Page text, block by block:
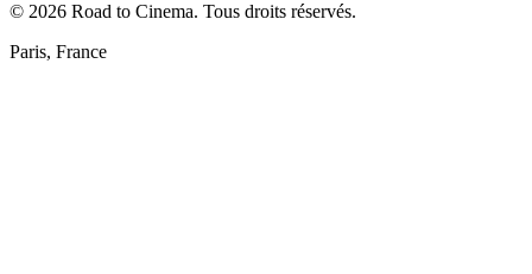
© 2026 Road to Cinema. Tous droits réservés.
Paris, France